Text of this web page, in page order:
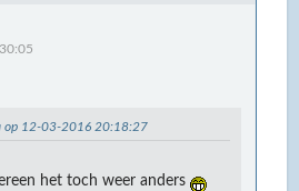
op 12-03-2016 20:18:27
het toch weer anders